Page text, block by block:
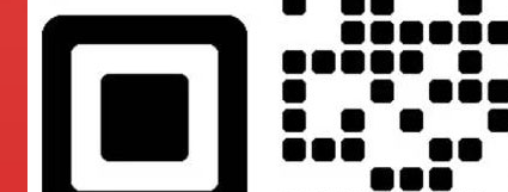
LCP 性能优化实战：高端品牌网站如何突破首屏加载瓶颈与 SEO 增长